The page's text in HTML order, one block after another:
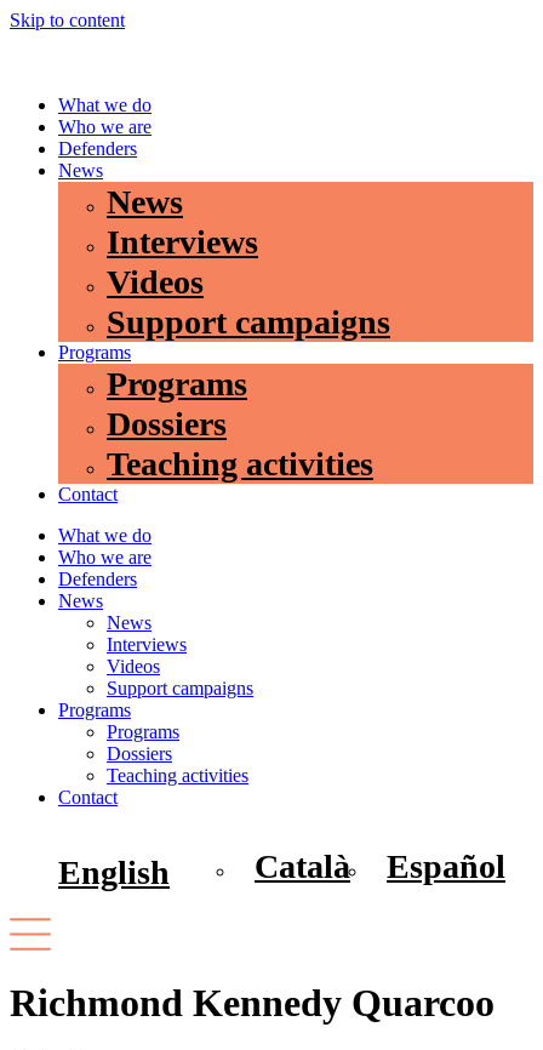
Skip to content
What we do
Who we are
Defenders
News
News
Interviews
Videos
Support campaigns
Programs
Programs
Dossiers
Teaching activities
Contact
What we do
Who we are
Defenders
News
News
Interviews
Videos
Support campaigns
Programs
Programs
Dossiers
Teaching activities
Contact
English Català Español
Richmond Kennedy Quarcoo